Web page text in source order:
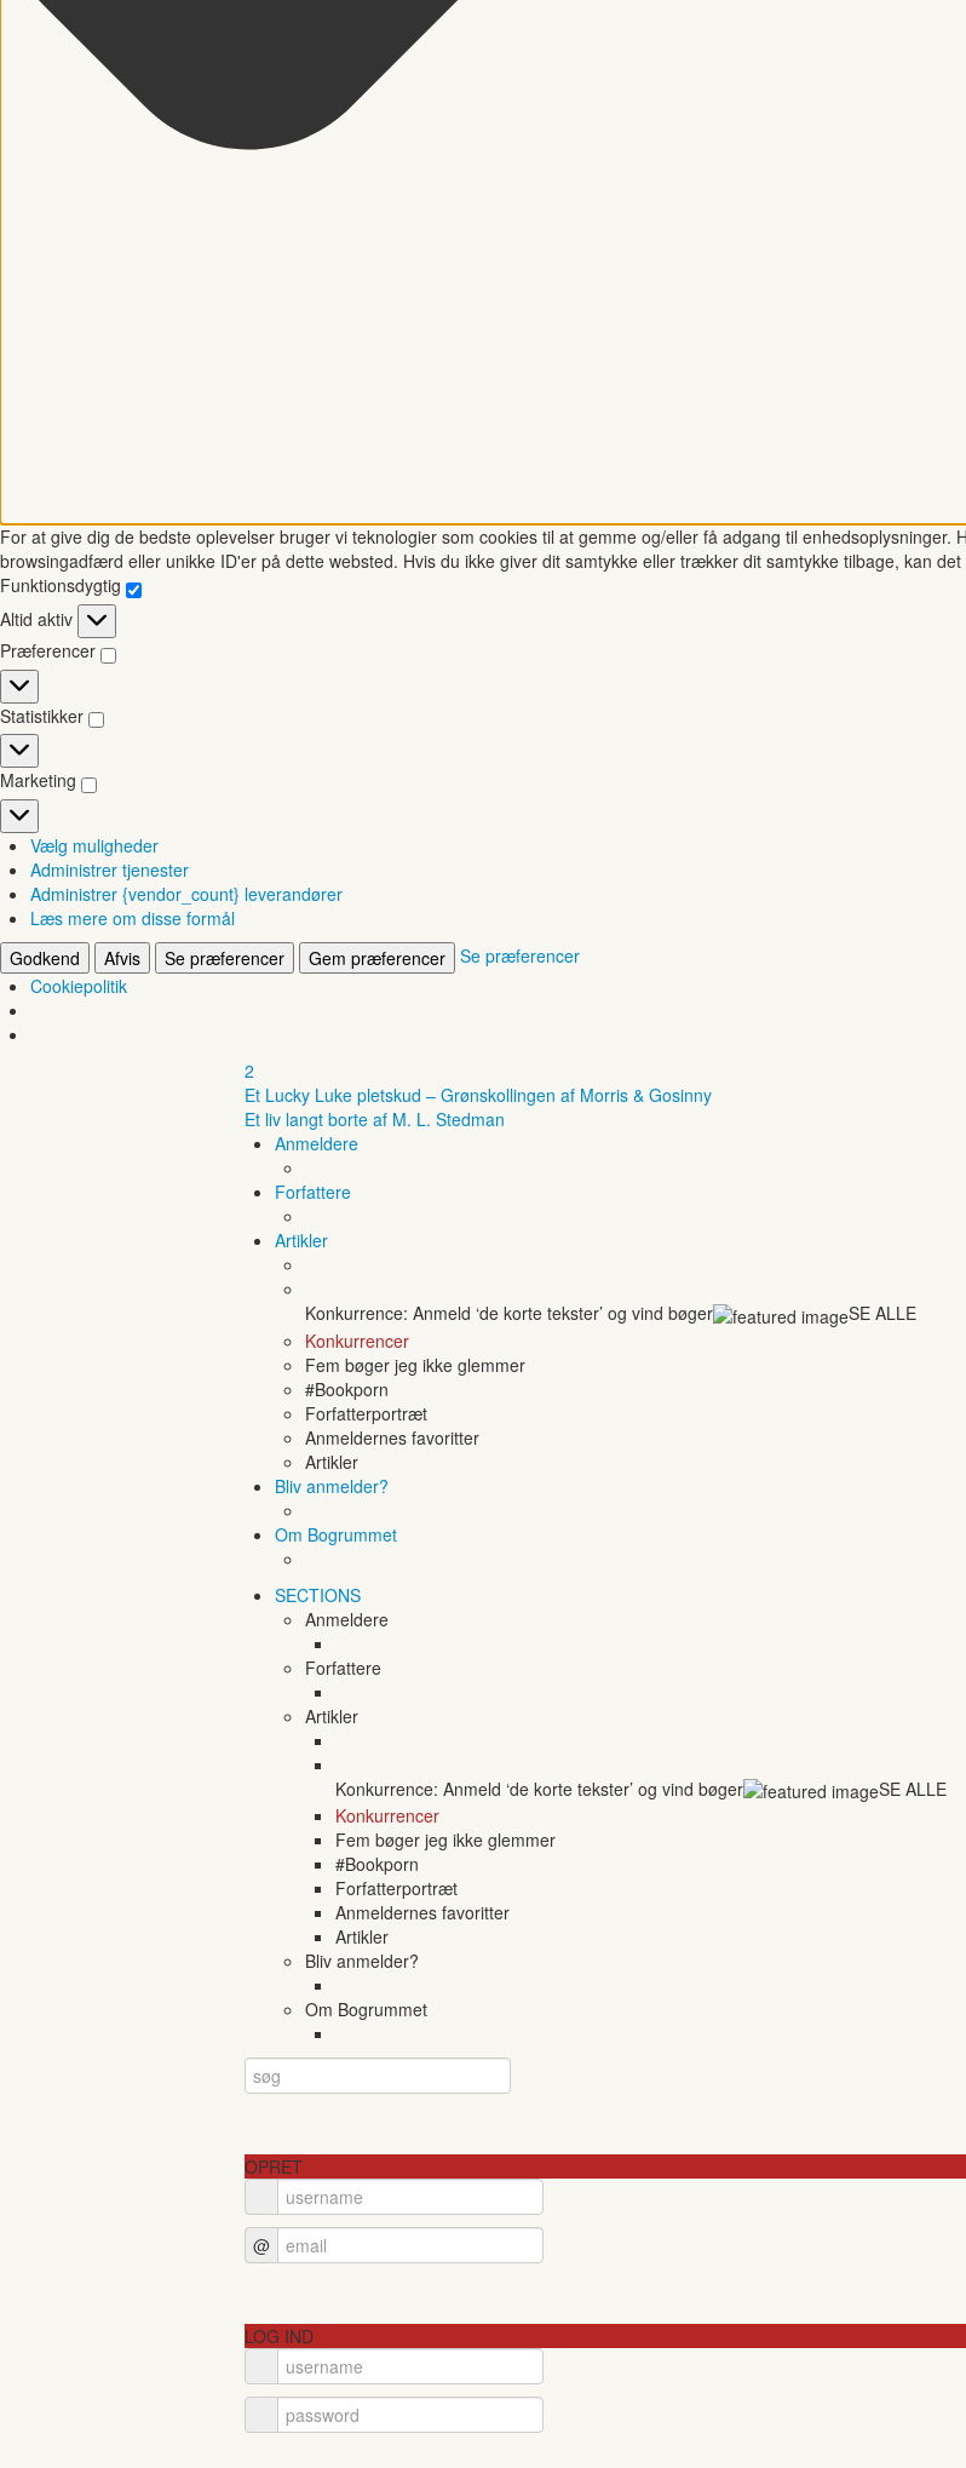
For at give dig de bedste oplevelser bruger vi teknologier som cookies til at gemme og/eller få adgang til
browsingadfærd eller unikke ID'er på dette websted. Hvis du ikke giver dit samtykke eller trækker dit samtykke tilbage, kan
Funktionsdygtig
Funktionsdygtig
Altid aktiv
Præferencer
Præferencer
Statistikker
Statistikker
Marketing
Marketing
Vælg muligheder
Administrer tjenester
Administrer {vendor_count} leverandører
Læs mere om disse formål
Godkend
Afvis Se præferencer Gem præferencer Se præferencer
Cookiepolitik
2
Et Lucky Luke pletskud – Grønskollingen af Morris & Gosinny
Et liv langt borte af M. L. Stedman
Anmeldere
Forfattere
Artikler
Konkurrence: Anmeld ‘de korte tekster’ og vind bøger
SE ALLE
Konkurrencer
Fem bøger jeg ikke glemmer
#Bookporn
Forfatterportræt
Anmeldernes favoritter
Artikler
Bliv anmelder?
Om Bogrummet
SECTIONS
Anmeldere
Forfattere
Artikler
Konkurrence: Anmeld ‘de korte tekster’ og vind bøger
SE ALLE
Konkurrencer
Fem bøger jeg ikke glemmer
#Bookporn
Forfatterportræt
Anmeldernes favoritter
Artikler
Bliv anmelder?
Om Bogrummet
OPRET
@
LOG IND